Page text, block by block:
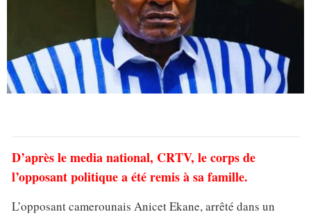
D’après le media national, CRTV, le corps de
l’opposant politique a été remis à sa famille.
L’opposant camerounais Anicet Ekane, arrêté dans un